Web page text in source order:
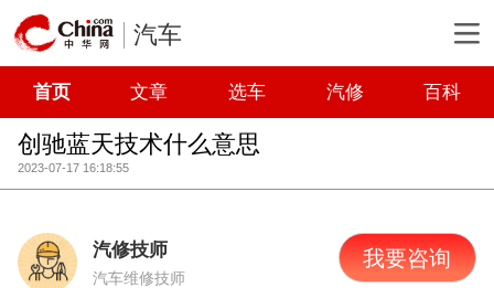
汽车
首页 文章 选车 汽修 百科
创驰蓝天技术什么意思
2023-07-17 16:18:55
汽修技师
汽车维修技师
我要咨询